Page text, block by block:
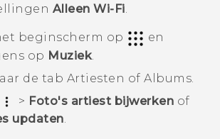
Alleen Wi-Fi.
beginscherm op
en
op Muziek
de tab Artiesten of Albums
> Foto's artiest bijwerken of
updaten.